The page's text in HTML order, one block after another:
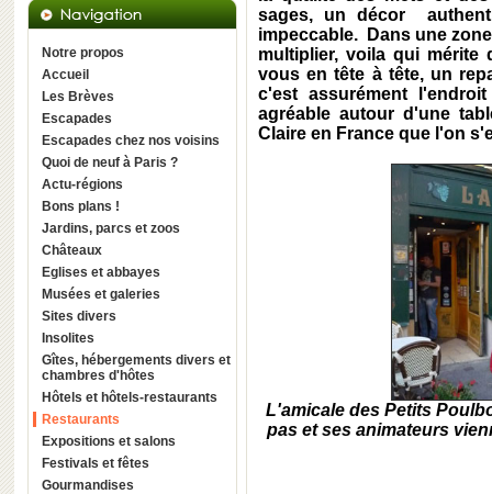
Notre propos
Accueil
Les Brèves
Escapades
Escapades chez nos voisins
Quoi de neuf à Paris ?
Actu-régions
Bons plans !
Jardins, parcs et zoos
Châteaux
Eglises et abbayes
Musées et galeries
Sites divers
Insolites
Gîtes, hébergements divers et
chambres d'hôtes
Hôtels et hôtels-restaurants
Restaurants
Expositions et salons
Festivals et fêtes
Gourmandises
sages, un décor
impeccable. Dans une
multiplier, voila qui mérite
vous en tête à tête, un
c'est assurément
agréable autour d'une
Claire en France que l'on
L'amicale des Petits
pas et ses animateurs